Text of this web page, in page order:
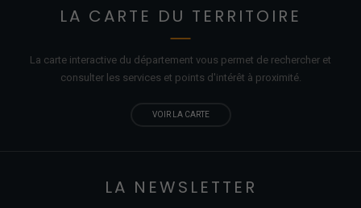
LA CARTE DU TERRITOIRE
La carte interactive du département vous permet de rechercher et
consulter les services et points d'intérêt à proximité.
VOIR LA CARTE
LA NEWSLETTER